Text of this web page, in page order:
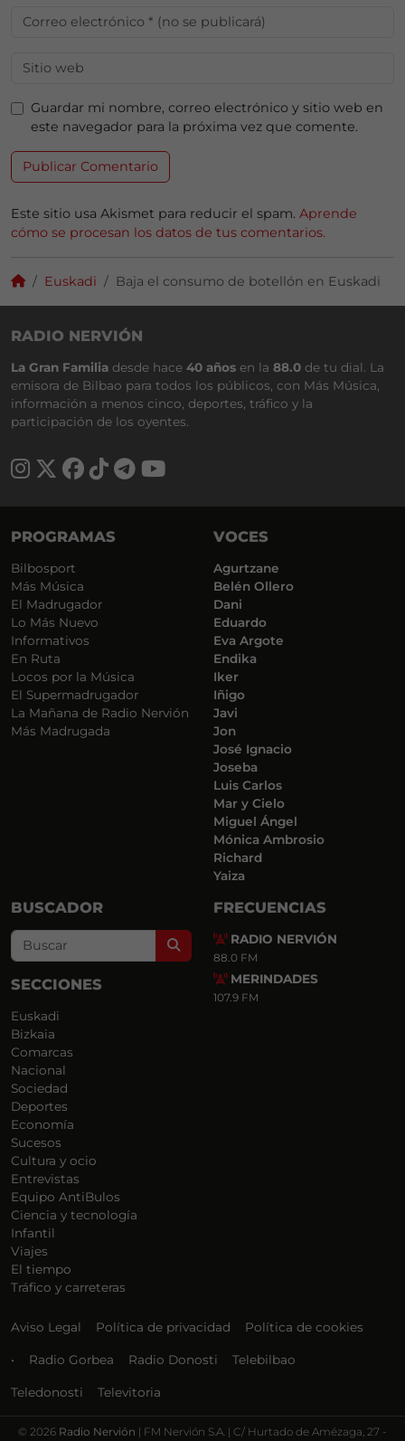
Guardar mi nombre, correo electrónico y sitio web en
este navegador para la próxima vez que comente.
Este sitio usa Akismet para reducir el spam. Aprende
cómo se procesan los datos de tus comentarios.
Euskadi Baja el consumo de botellón en Euskadi
RADIO NERVIÓN
La Gran Familia desde hace 40 años en la 88.0 de tu dial. La
emisora de Bilbao para todos los públicos, con Más Música,
información a menos cinco, deportes, tráfico y la
participación de los oyentes.
PROGRAMAS
Bilbosport
Más Música
El Madrugador
Lo Más Nuevo
Informativos
En Ruta
Locos por la Música
El Supermadrugador
La Mañana de Radio Nervión
Más Madrugada
VOCES
Agurtzane
Belén Ollero
Dani
Eduardo
Eva Argote
Endika
Iker
Iñigo
Javi
Jon
José Ignacio
Joseba
Luis Carlos
Mar y Cielo
Miguel Ángel
Mónica Ambrosio
Richard
Yaiza
BUSCADOR
Search
SECCIONES
Euskadi
Bizkaia
Comarcas
Nacional
Sociedad
Deportes
Economía
Sucesos
Cultura y ocio
Entrevistas
Equipo AntiBulos
Ciencia y tecnología
Infantil
Viajes
El tiempo
Tráfico y carreteras
FRECUENCIAS
RADIO NERVIÓN
88.0 FM
MERINDADES
107.9 FM
Aviso Legal Política de privacidad Política de cookies
• Radio Gorbea Radio Donosti Telebilbao
Teledonosti Televitoria
© 2026 Radio Nervión | FM Nervión S.A. | C/ Hurtado de Amézaga, 27 -